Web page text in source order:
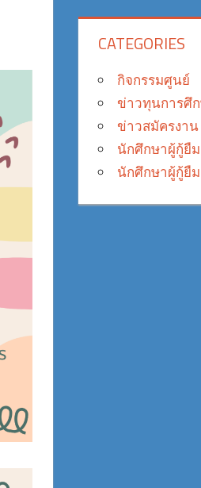
CATEGORIES
กิจกรรมศูนย์
ข่าวทุนการศึ
ข่าวสมัครงาน
นักศึกษาผู้กู้ยื
นักศึกษาผู้กู้ยื